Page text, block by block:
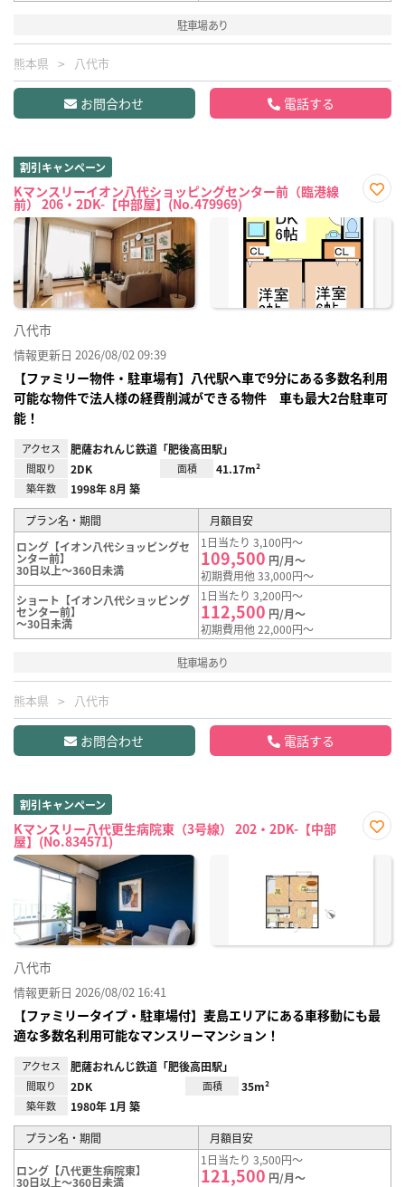
駐車場あり
熊本県 八代市
お問合わせ 電話する
割引キャンペーン
Kマンスリーイオン八代ショッピングセンター前（臨港線
前） 206・2DK-【中部屋】(No.479969)
に入
八代市
情報更新日 2026/08/02 09:39
【ファミリー物件・駐車場有】八代駅へ車で9分にある多数名利用
可能な物件で法人様の経費削減ができる物件 車も最大2台駐車可
能！
アクセス 肥薩おれんじ鉄道「肥後高田駅」
間取り 2DK 面積 41.17m²
築年数 1998年 8月 築
プラン名・期間
月額目安
ロング【イオン八代ショッピングセ
ンター前】
30日以上～360日未満
1日当たり 3,100円～
109,500 円/月～
初期費用他 33,000円～
ショート【イオン八代ショッピング
センター前】
～30日未満
1日当たり 3,200円～
112,500 円/月～
初期費用他 22,000円～
駐車場あり
熊本県 八代市
お問合わせ 電話する
割引キャンペーン
Kマンスリー八代更生病院東（3号線） 202・2DK-【中部
屋】(No.834571)
に入
八代市
情報更新日 2026/08/02 16:41
【ファミリータイプ・駐車場付】麦島エリアにある車移動にも最
適な多数名利用可能なマンスリーマンション！
アクセス 肥薩おれんじ鉄道「肥後高田駅」
間取り 2DK 面積 35m²
築年数 1980年 1月 築
プラン名・期間 月額目安
ロング【八代更生病院東】
30日以上～360日未満
1日当たり 3,500円～
121,500 円/月～